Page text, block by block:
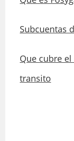
Subcuentas
Que cubre
transito